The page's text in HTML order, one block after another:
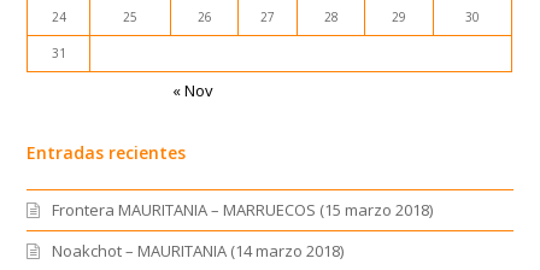
24 25 26 27 28 29 30
31
« Nov
Entradas recientes
Frontera MAURITANIA – MARRUECOS (15 marzo 2018)
Noakchot – MAURITANIA (14 marzo 2018)